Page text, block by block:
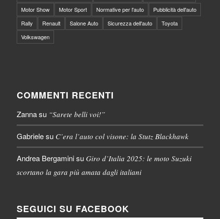
Motor Show
Motor Sport Normative per l'auto
Pubblicità dell'auto
Rally
Renault Salone Auto Sicurezza dell'auto
Toyota
Volkswagen
COMMENTI RECENTI
Zannasu “Sarete belli voi!”
Gabrielesu C’era l’auto col visone: la Stutz Blackhawk
Andrea Bergaminisu Giro d’Italia 2025: le moto Suzuki
scortano la gara più amata dagli italiani
SEGUICI SU FACEBOOK